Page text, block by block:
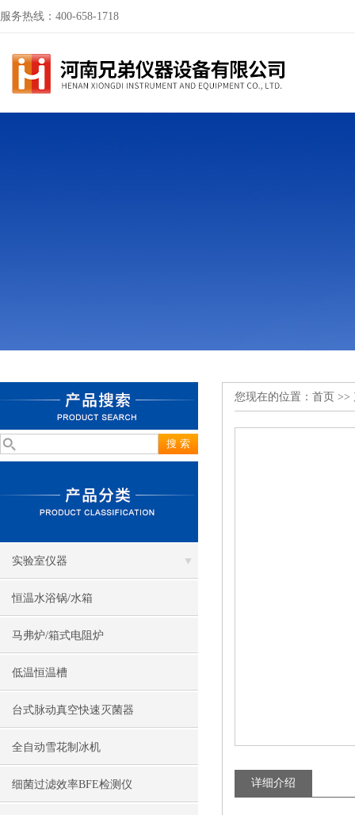
服务热线：400-658-1718
实验室仪器
恒温水浴锅/水箱
马弗炉/箱式电阻炉
低温恒温槽
台式脉动真空快速灭菌器
全自动雪花制冰机
细菌过滤效率BFE检测仪
您现在的位置： 首页 >>
详细介绍